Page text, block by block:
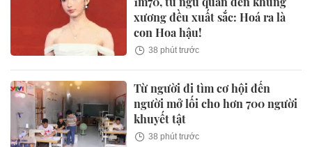
xương đều xuất sắc: Hoá ra là
con Hoa hậu!
38 phút trước
Từ người đi tìm cơ hội đến
người mở lối cho hơn 700 người
khuyết tật
38 phút trước